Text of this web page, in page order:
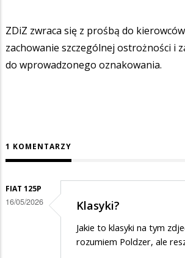
ZDiZ zwraca się z prośbą do
zachowanie szczególnej ostrożności i
do wprowadzonego oznakowania.
1 KOMENTARZY
FIAT 125P
16/05/2026 Klasyki?
Jakie to klasyki na tym
rozumiem Poldzer, ale